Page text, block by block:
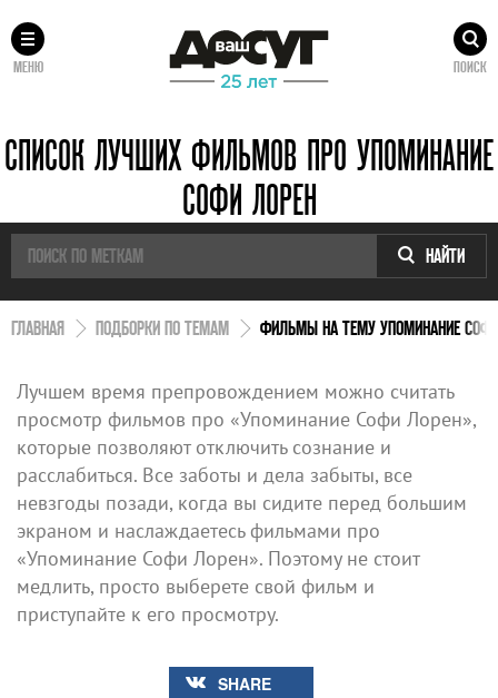
МЕНЮ ПОИСК
СПИСОК ЛУЧШИХ ФИЛЬМОВ ПРО УПОМИНАНИЕ
СОФИ ЛОРЕН
НАЙТИ
ГЛАВНАЯ ПОДБОРКИ ПО ТЕМАМ ФИЛЬМЫ НА ТЕМУ УПОМИНАНИЕ
Лучшем время препровождением можно считать
просмотр фильмов про «Упоминание Софи Лорен»,
которые позволяют отключить сознание и
расслабиться. Все заботы и дела забыты, все
невзгоды позади, когда вы сидите перед большим
экраном и наслаждаетесь фильмами про
«Упоминание Софи Лорен». Поэтому не стоит
медлить, просто выберете свой фильм и
приступайте к его просмотру.
SHARE